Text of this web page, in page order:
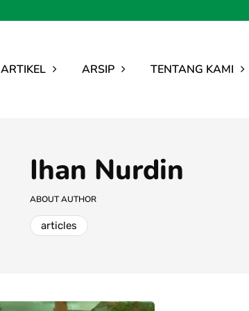
ARTIKEL ARSIP TENTANG KAMI
Ihan Nurdin
ABOUT AUTHOR
articles